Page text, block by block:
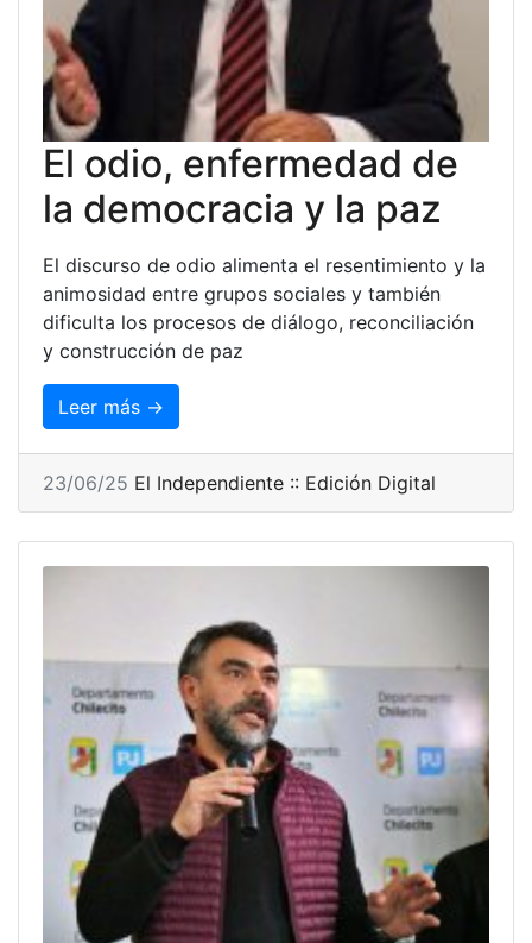
El odio, enfermedad de
la democracia y la paz
El discurso de odio alimenta el resentimiento y la
animosidad entre grupos sociales y también
dificulta los procesos de diálogo, reconciliación
y construcción de paz
Leer más →
23/06/25 El Independiente :: Edición Digital